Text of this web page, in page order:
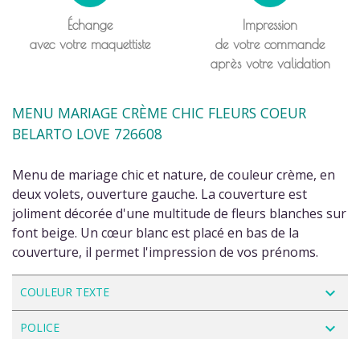
Échange
avec votre maquettiste
Impression
de votre commande
après votre validation
MENU MARIAGE CRÈME CHIC FLEURS COEUR
BELARTO LOVE 726608
Menu de mariage chic et nature, de couleur crème, en
deux volets, ouverture gauche. La couverture est
joliment décorée d'une multitude de fleurs blanches sur
font beige. Un cœur blanc est placé en bas de la
couverture, il permet l'impression de vos prénoms.
COULEUR TEXTE navigate_next
POLICE navigate_next